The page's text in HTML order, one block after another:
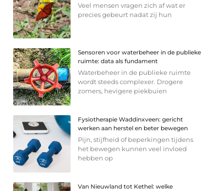
Veel mensen vragen zich af wat er
precies gebeurt nadat zij hun
Sensoren voor waterbeheer in de publieke
ruimte: data als fundament
Waterbeheer in de publieke ruimte
wordt steeds complexer. Drogere
zomers, hevigere piekbuien
Fysiotherapie Waddinxveen: gericht
werken aan herstel en beter bewegen
Pijn, stijfheid of beperkingen tijdens
het bewegen kunnen veel invloed
hebben op
Van Nieuwland tot Kethel: welke